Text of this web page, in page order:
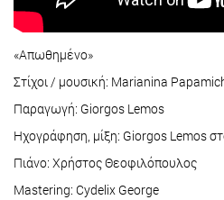
«Απωθημένο»
Στίχοι / μουσική: Marianina
Παραγωγή: Giorgos Lemos
Ηχογράφηση, μίξη: Giorgos Lemos
Πιάνο: Χρήστος Θεοφιλόπουλος
Mastering: Cydelix George